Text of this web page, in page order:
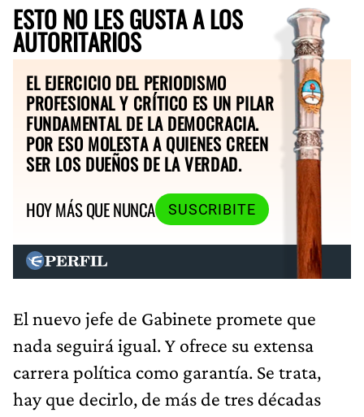
ESTO NO LES GUSTA A LOS
AUTORITARIOS
EL EJERCICIO DEL PERIODISMO
PROFESIONAL Y CRÍTICO ES UN PILAR
FUNDAMENTAL DE LA DEMOCRACIA.
POR ESO MOLESTA A QUIENES CREEN
SER LOS DUEÑOS DE LA VERDAD.
HOY MÁS QUE NUNCA
SUSCRIBITE
El nuevo jefe de Gabinete promete que
nada seguirá igual. Y ofrece su extensa
carrera política como garantía. Se trata,
hay que decirlo, de más de tres décadas